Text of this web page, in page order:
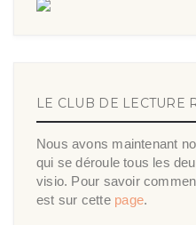
LE CLUB DE LECTURE
Nous avons maintenant
qui se déroule tous les
visio. Pour savoir
est sur cette page.